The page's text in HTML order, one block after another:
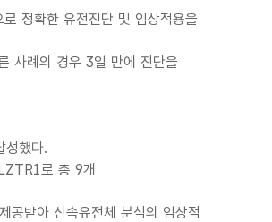
정확한 유전진단 및 임상적용을
사례의 경우 3일 만에 진단을
성했다.
로 총 9개
공받아 신속유전체 분석의 임상적